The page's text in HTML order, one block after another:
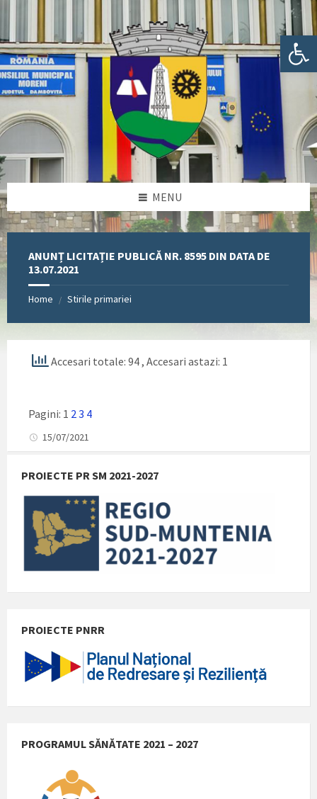
Deschide bara de unelte
sidebar
sidebar
MENU
ANUNȚ LICITAȚIE PUBLICĂ NR. 8595 DIN DATA DE
13.07.2021
Home / Stirile primariei
Accesari totale: 94, Accesari astazi: 1
Pagini: 1 2 3 4
15/07/2021
PROIECTE PR SM 2021-2027
PROIECTE PNRR
PROGRAMUL SĂNĂTATE 2021 – 2027